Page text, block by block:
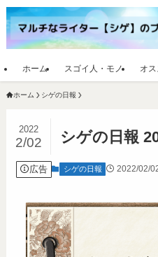
ホーム スゴイ人・モノ オ
ホーム シゲの日報
シゲの日報
2022
2/02
広告 シゲの日報 2022/02/